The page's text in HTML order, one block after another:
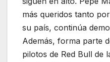
más queridos tanto
su país, continúa
Además, forma parte
pilotos de Red Bull de